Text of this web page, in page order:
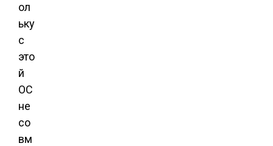
ол
ьку
с
это
й
ОС
не
со
вм